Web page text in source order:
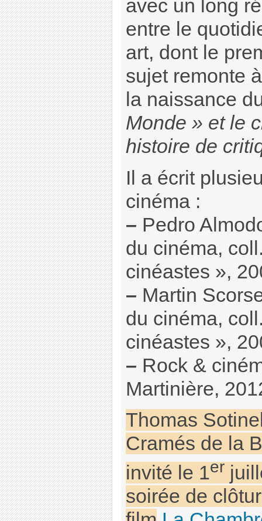
avec un long
entre le
art, dont le
sujet remonte
la naissance
Monde » et le
histoire de
Il a écrit
cinéma :
– Pedro
du cinéma,
cinéastes »,
– Martin
du cinéma,
cinéastes »,
– Rock &
Martinière,
Thomas
Cramés de la
invité le 1er
soirée de